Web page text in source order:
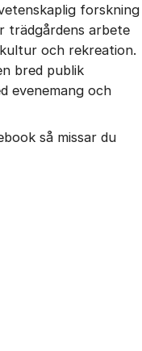
forskning
trädgårdens arbete
och rekreation.
bred publik
evenemang och
så missar du